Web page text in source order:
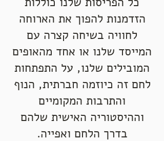
הזדמנות להפוך את הארוחה
לחוויה בשיחה קצרה עם
המייסד שלנו או אחד מהאופים
המובילים שלנו, על התפתחות
לחם זה כיוזמה חברתית, הנוף
והתרבות המקומיים
וההיסטוריה האישית שלהם
בדרך הלחם ואפייה.